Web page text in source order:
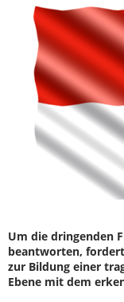
Um die dringenden
beantworten,
zur Bildung einer
Ebene mit dem